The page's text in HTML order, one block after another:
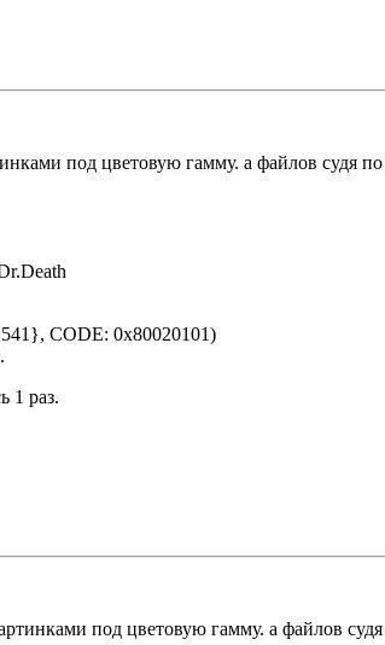
под цветовую гамму. а файлов судя
CODE: 0x80020101)
1 раз.
под цветовую гамму. а файлов